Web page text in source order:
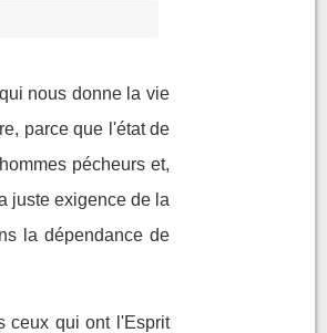
nous donne la vie
parce que l'état de
pécheurs et,
juste exigence de la
la dépendance de
ceux qui ont l'Esprit